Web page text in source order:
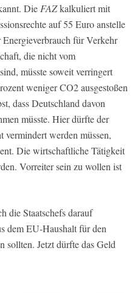
DieFAZkalkuliert mit
auf 55 Euro anstelle
für Verkehr
die nicht vom
müsste soweit verringert
weniger CO2 ausgestoßen
dass Deutschland davon
müsste. Hier dürfte der
vermindert werden müssen,
Die wirtschaftliche Tätigkeit
Vorreiter sein zu wollen ist
die Staatschefs darauf
dem EU-Haushalt für den
sollten. Jetzt dürfte das Geld